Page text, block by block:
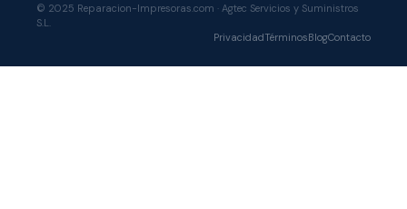
© 2025 Reparacion-Impresoras.com · Agtec Servicios y Suministros
S.L.
PrivacidadTérminosBlogContacto